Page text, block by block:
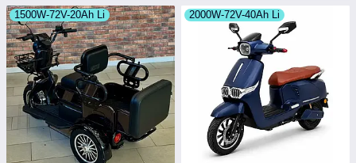
1500W-72V-20Ah Li 2000W-72V-40Ah Li